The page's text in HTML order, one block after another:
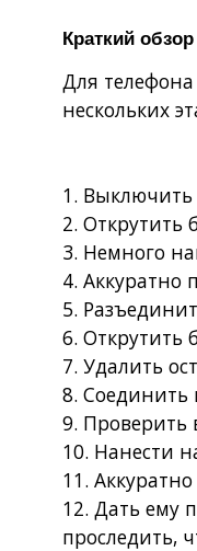
Краткий
Для
нескольких
1.
2.
3. Немного
4. Аккуратно
5.
6. Открутить
7. Удалить
8. Соединить
9. Проверить
10. Нанести
11.
12. Дать ему
проследить,